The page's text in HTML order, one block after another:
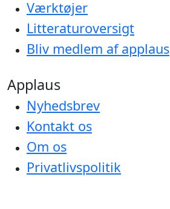
Værktøjer
Litteraturoversigt
Bliv medlem af applaus
Applaus
Nyhedsbrev
Kontakt os
Om os
Privatlivspolitik